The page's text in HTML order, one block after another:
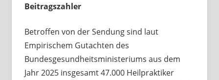
Beitragszahler
Betroffen von der Sendung sind laut
Empirischem Gutachten des
Bundesgesundheitsministeriums aus dem
Jahr 2025 insgesamt 47.000 Heilpraktiker